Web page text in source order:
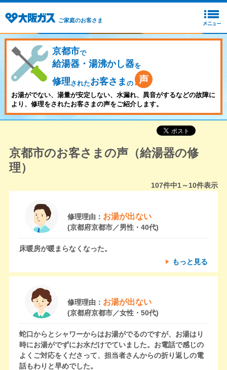
ご家庭のお客さま
京都市で
給湯器・湯沸かし器を
修理されたお客さま の
お湯がでない、湯量が安定しない、水漏れ、異音がするなどの故障に
より、修理をされたお客さまの声をご紹介します。
京都市のお客さまの声（給湯器の修
理）
107件中1～10件表示
修理理由： お湯が出ない
(京都府京都市／男性・40代)
床暖房が暖まらなくなった。
もっと見る
修理理由： お湯が出ない
(京都府京都市／女性・50代)
蛇口からとシャワーからはお湯がでるのですが、お湯はり
時にお湯がでずにお水だけでていました。お電話で感じの
よくご対応をくださって、担当者さんからの折り返しの電
話もわりと早めでした。